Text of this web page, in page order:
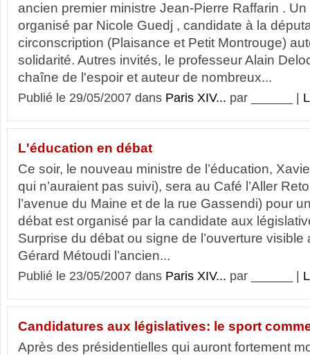
ancien premier ministre Jean-Pierre Raffarin .
organisé par Nicole Guedj , candidate à la
circonscription (Plaisance et Petit Montrouge)
solidarité. Autres invités, le professeur Alain
chaîne de l'espoir et auteur de nombreux...
Publié le 29/05/2007 dans Paris XIV... par ______ |
L'éducation en débat
Ce soir, le nouveau ministre de l’éducation,
qui n’auraient pas suivi), sera au Café l’Aller
l’avenue du Maine et de la rue Gassendi) pour
débat est organisé par la candidate aux
Surprise du débat ou signe de l’ouverture
Gérard Métoudi l’ancien...
Publié le 23/05/2007 dans Paris XIV... par ______ |
Candidatures aux législatives: le sport
Après des présidentielles qui auront fortement